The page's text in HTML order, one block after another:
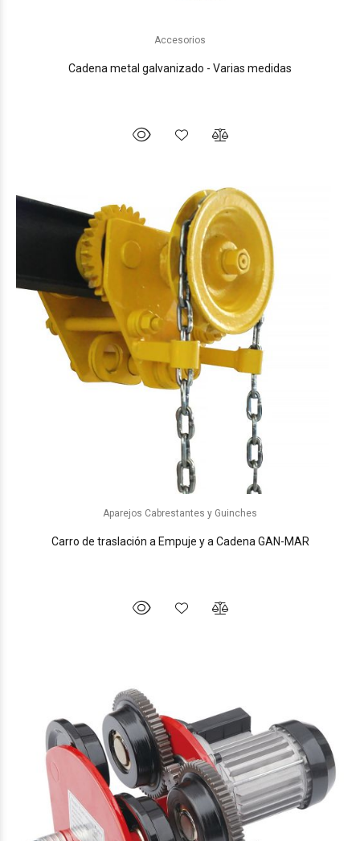
Accesorios
Cadena metal galvanizado - Varias medidas
Aparejos Cabrestantes y Guinches
Carro de traslación a Empuje y a Cadena GAN-MAR